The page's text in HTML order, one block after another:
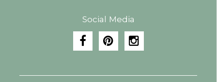
Social Media